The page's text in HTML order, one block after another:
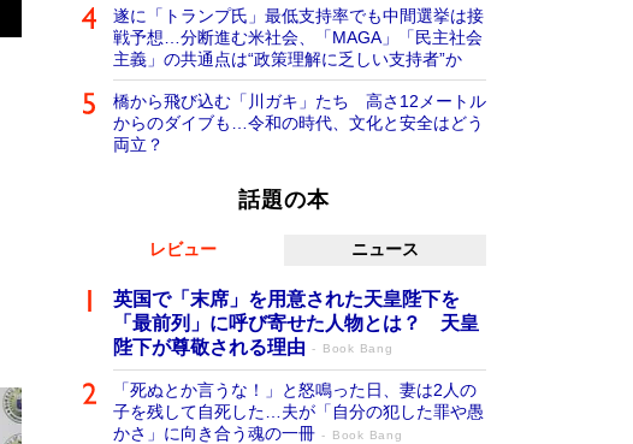
遂に「トランプ氏」最低支持率でも中間選挙は接
戦予想…分断進む米社会、「MAGA」「民主社会
主義」の共通点は“政策理解に乏しい支持者”か
橋から飛び込む「川ガキ」たち 高さ12メートル
からのダイブも…令和の時代、文化と安全はどう
両立？
話題の本
レビュー ニュース
英国で「末席」を用意された天皇陛下を
「最前列」に呼び寄せた人物とは？ 天皇
陛下が尊敬される理由
Book Bang
「死ぬとか言うな！」と怒鳴った日、妻は2人の
子を残して自死した…夫が「自分の犯した罪や愚
かさ」に向き合う魂の一冊
Book Bang